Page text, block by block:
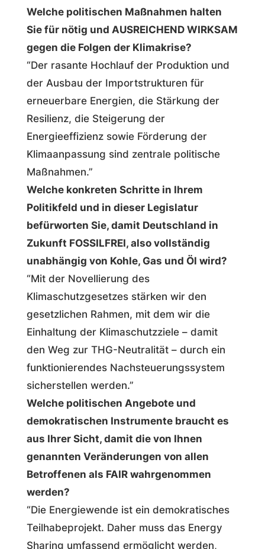
Welche politischen Maßnahmen halten
Sie für nötig und AUSREICHEND WIRKSAM
gegen die Folgen der Klimakrise?
“Der rasante Hochlauf der Produktion und
der Ausbau der Importstrukturen für
erneuerbare Energien, die Stärkung der
Resilienz, die Steigerung der
Energieeffizienz sowie Förderung der
Klimaanpassung sind zentrale politische
Maßnahmen.”
Welche konkreten Schritte in Ihrem
Politikfeld und in dieser Legislatur
befürworten Sie, damit Deutschland in
Zukunft FOSSILFREI, also vollständig
unabhängig von Kohle, Gas und Öl wird?
“Mit der Novellierung des
Klimaschutzgesetzes stärken wir den
gesetzlichen Rahmen, mit dem wir die
Einhaltung der Klimaschutzziele – damit
den Weg zur THG-Neutralität – durch ein
funktionierendes Nachsteuerungssystem
sicherstellen werden.”
Welche politischen Angebote und
demokratischen Instrumente braucht es
aus Ihrer Sicht, damit die von Ihnen
genannten Veränderungen von allen
Betroffenen als FAIR wahrgenommen
werden?
“Die Energiewende ist ein demokratisches
Teilhabeprojekt. Daher muss das Energy
Sharing umfassend ermöglicht werden,